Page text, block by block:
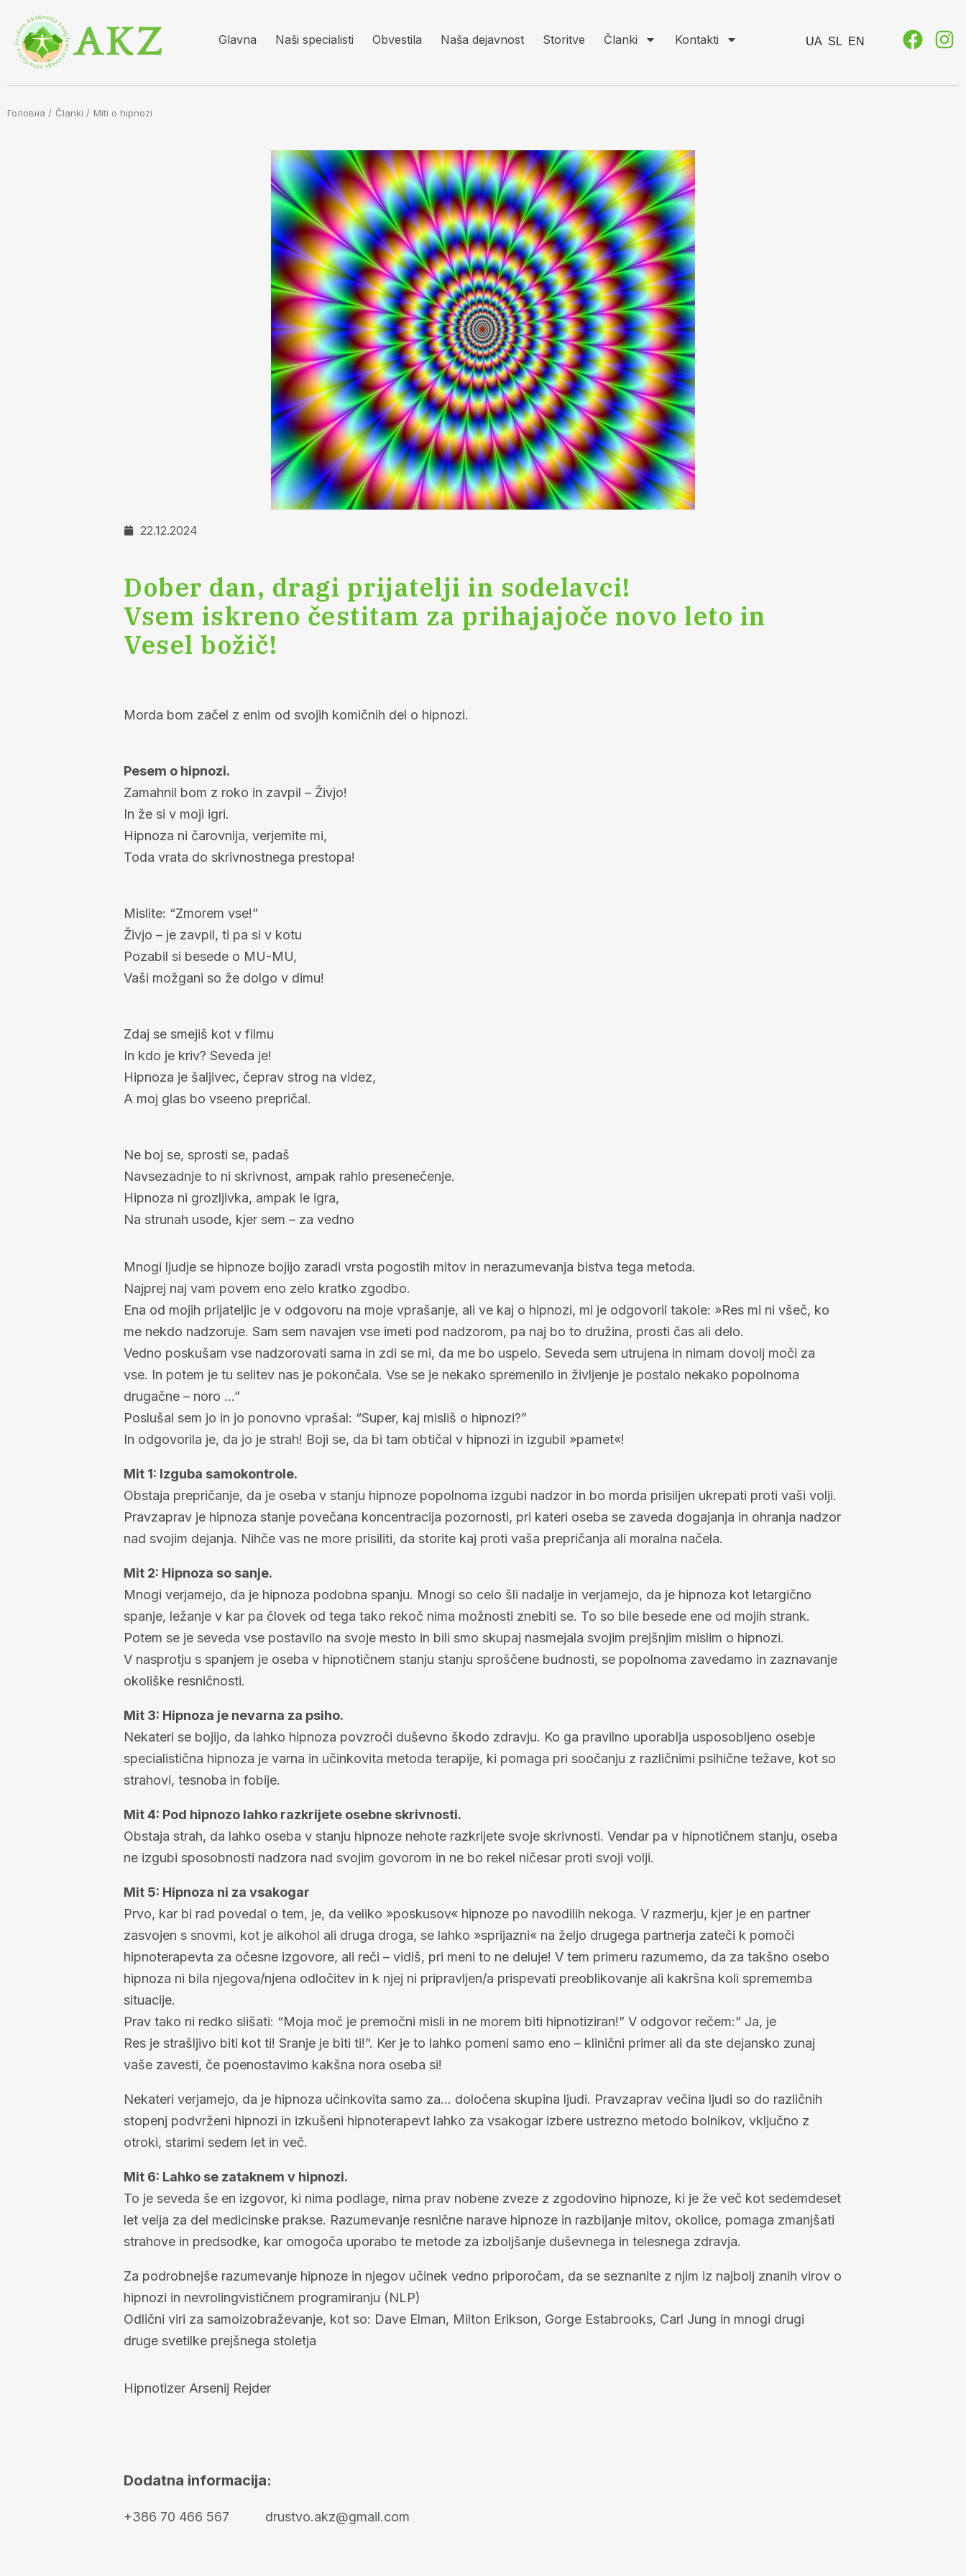
Glavna Naši specialisti Obvestila Naša dejavnost Storitve Članki Kontakti UA SL EN
Головна / Članki / Miti o hipnozi
22.12.2024
Dober dan, dragi prijatelji in sodelavci!
Vsem iskreno čestitam za prihajajoče novo leto in
Vesel božič!
Morda bom začel z enim od svojih komičnih del o hipnozi.
Pesem o hipnozi.
Zamahnil bom z roko in zavpil – Živjo!
In že si v moji igri.
Hipnoza ni čarovnija, verjemite mi,
Toda vrata do skrivnostnega prestopa!
Mislite: “Zmorem vse!”
Živjo – je zavpil, ti pa si v kotu
Pozabil si besede o MU-MU,
Vaši možgani so že dolgo v dimu!
Zdaj se smejiš kot v filmu
In kdo je kriv? Seveda je!
Hipnoza je šaljivec, čeprav strog na videz,
A moj glas bo vseeno prepričal.
Ne boj se, sprosti se, padaš
Navsezadnje to ni skrivnost, ampak rahlo presenečenje.
Hipnoza ni grozljivka, ampak le igra,
Na strunah usode, kjer sem – za vedno
Mnogi ljudje se hipnoze bojijo zaradi vrsta pogostih mitov in nerazumevanja bistva tega metoda.
Najprej naj vam povem eno zelo kratko zgodbo.
Ena od mojih prijateljic je v odgovoru na moje vprašanje, ali ve kaj o hipnozi, mi je odgovoril takole: »Res mi ni všeč, ko
me nekdo nadzoruje. Sam sem navajen vse imeti pod nadzorom, pa naj bo to družina, prosti čas ali delo.
Vedno poskušam vse nadzorovati sama in zdi se mi, da me bo uspelo. Seveda sem utrujena in nimam dovolj moči za
vse. In potem je tu selitev nas je pokončala. Vse se je nekako spremenilo in življenje je postalo nekako popolnoma
drugačne – noro …”
Poslušal sem jo in jo ponovno vprašal: “Super, kaj misliš o hipnozi?”
In odgovorila je, da jo je strah! Boji se, da bi tam obtičal v hipnozi in izgubil »pamet«!
Mit 1: Izguba samokontrole.
Obstaja prepričanje, da je oseba v stanju hipnoze popolnoma izgubi nadzor in bo morda prisiljen ukrepati proti vaši volji.
Pravzaprav je hipnoza stanje povečana koncentracija pozornosti, pri kateri oseba se zaveda dogajanja in ohranja nadzor
nad svojim dejanja. Nihče vas ne more prisiliti, da storite kaj proti vaša prepričanja ali moralna načela.
Mit 2: Hipnoza so sanje.
Mnogi verjamejo, da je hipnoza podobna spanju. Mnogi so celo šli nadalje in verjamejo, da je hipnoza kot letargično
spanje, ležanje v kar pa človek od tega tako rekoč nima možnosti znebiti se. To so bile besede ene od mojih strank.
Potem se je seveda vse postavilo na svoje mesto in bili smo skupaj nasmejala svojim prejšnjim mislim o hipnozi.
V nasprotju s spanjem je oseba v hipnotičnem stanju stanju sproščene budnosti, se popolnoma zavedamo in zaznavanje
okoliške resničnosti.
Mit 3: Hipnoza je nevarna za psiho.
Nekateri se bojijo, da lahko hipnoza povzroči duševno škodo zdravju. Ko ga pravilno uporablja usposobljeno osebje
specialistična hipnoza je varna in učinkovita metoda terapije, ki pomaga pri soočanju z različnimi psihične težave, kot so
strahovi, tesnoba in fobije.
Mit 4: Pod hipnozo lahko razkrijete osebne skrivnosti.
Obstaja strah, da lahko oseba v stanju hipnoze nehote razkrijete svoje skrivnosti. Vendar pa v hipnotičnem stanju, oseba
ne izgubi sposobnosti nadzora nad svojim govorom in ne bo rekel ničesar proti svoji volji.
Mit 5: Hipnoza ni za vsakogar
Prvo, kar bi rad povedal o tem, je, da veliko »poskusov« hipnoze po navodilih nekoga. V razmerju, kjer je en partner
zasvojen s snovmi, kot je alkohol ali druga droga, se lahko »sprijazni« na željo drugega partnerja zateči k pomoči
hipnoterapevta za očesne izgovore, ali reči – vidiš, pri meni to ne deluje! V tem primeru razumemo, da za takšno osebo
hipnoza ni bila njegova/njena odločitev in k njej ni pripravljen/a prispevati preoblikovanje ali kakršna koli sprememba
situacije.
Prav tako ni redko slišati: “Moja moč je premočni misli in ne morem biti hipnotiziran!” V odgovor rečem:” Ja, je
Res je strašljivo biti kot ti! Sranje je biti ti!”. Ker je to lahko pomeni samo eno – klinični primer ali da ste dejansko zunaj
vaše zavesti, če poenostavimo kakšna nora oseba si!
Nekateri verjamejo, da je hipnoza učinkovita samo za… določena skupina ljudi. Pravzaprav večina ljudi so do različnih
stopenj podvrženi hipnozi in izkušeni hipnoterapevt lahko za vsakogar izbere ustrezno metodo bolnikov, vključno z
otroki, starimi sedem let in več.
Mit 6: Lahko se zataknem v hipnozi.
To je seveda še en izgovor, ki nima podlage, nima prav nobene zveze z zgodovino hipnoze, ki je že več kot sedemdeset
let velja za del medicinske prakse. Razumevanje resnične narave hipnoze in razbijanje mitov, okolice, pomaga zmanjšati
strahove in predsodke, kar omogoča uporabo te metode za izboljšanje duševnega in telesnega zdravja.
Za podrobnejše razumevanje hipnoze in njegov učinek vedno priporočam, da se seznanite z njim iz najbolj znanih virov o
hipnozi in nevrolingvističnem programiranju (NLP)
Odlični viri za samoizobraževanje, kot so: Dave Elman, Milton Erikson, Gorge Estabrooks, Carl Jung in mnogi drugi
druge svetilke prejšnega stoletja
Hipnotizer Arsenij Rejder
Dodatna informacija:
+386 70 466 567 drustvo.akz@gmail.com